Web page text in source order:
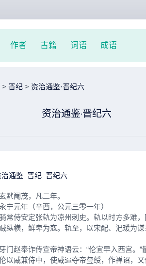
作者 古籍 词语 成语
> 晋纪 > 资治通鉴·晋纪六
资治通鉴·晋纪六
治通鉴 晋纪 晋纪六
阉茂，凡二年。
元年（辛酉，公元三零一年）
侍安定张轨为凉州刺史。轨以时方多难，
纵横，鲜卑为寇。轨至，以宋配、汜瑗为
赵奉诈传宣帝神语云：“伦宜早入西宫。”
以威兼侍中，使威逼夺帝玺绶，作禅诏，